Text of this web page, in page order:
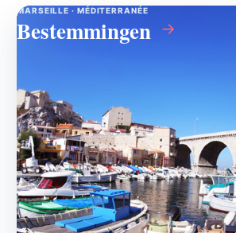
MARSEILLE · MÉDITERRANÉE
Bestemmingen →